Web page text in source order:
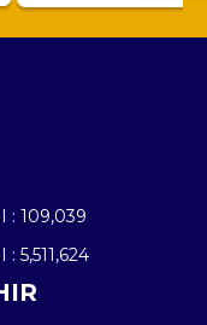
: 109,039
: 5,511,624